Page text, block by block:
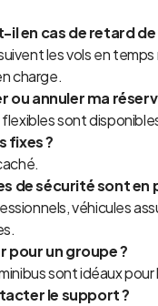
il en cas de retard de
les vols en
charge.
ou annuler ma
sont
fixes ?
de sécurité sont en
véhicules
pour un groupe ?
sont idéaux
le support ?